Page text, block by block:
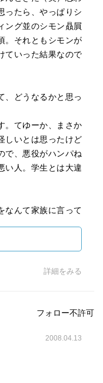
ったら、やっぱりシ
ング並のシモン贔屓
。それともシモンが
ていった結果なので
、どうなるかと思っ
。てゆーか、まさか
しいとは思ったけど
で、悪役がハンパね
い人。学生とは大違
なんて家族に言って
惚気て紹介してたん
いような…ww
アシュレイ中心にな
詳細をみる
フォロー不許可
2008.04.13